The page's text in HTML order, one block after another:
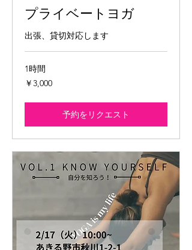
プライベートヨガ
出張、貸切対応します
1時間
3,000
円
￥3,000
予約をリクエスト